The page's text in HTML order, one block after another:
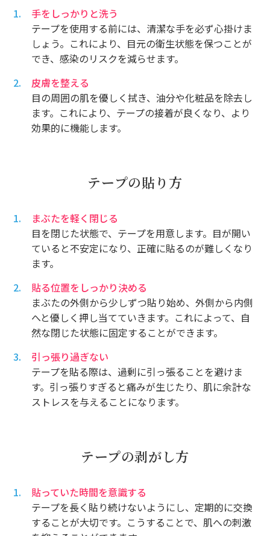
手をしっかりと洗う
テープを使用する前には、清潔な手を必ず心掛けま
しょう。これにより、目元の衛生状態を保つことが
でき、感染のリスクを減らせます。
皮膚を整える
目の周囲の肌を優しく拭き、油分や化粧品を除去し
ます。これにより、テープの接着が良くなり、より
効果的に機能します。
テープの貼り方
まぶたを軽く閉じる
目を閉じた状態で、テープを用意します。目が開い
ていると不安定になり、正確に貼るのが難しくなり
ます。
貼る位置をしっかり決める
まぶたの外側から少しずつ貼り始め、外側から内側
へと優しく押し当てていきます。これによって、自
然な閉じた状態に固定することができます。
引っ張り過ぎない
テープを貼る際は、過剰に引っ張ることを避けま
す。引っ張りすぎると痛みが生じたり、肌に余計な
ストレスを与えることになります。
テープの剥がし方
貼っていた時間を意識する
テープを長く貼り続けないようにし、定期的に交換
することが大切です。こうすることで、肌への刺激